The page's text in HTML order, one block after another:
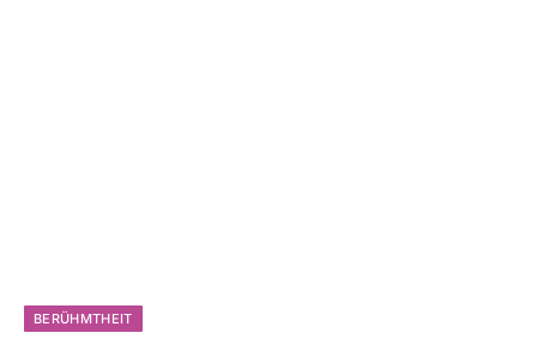
BERÜHMTHEIT